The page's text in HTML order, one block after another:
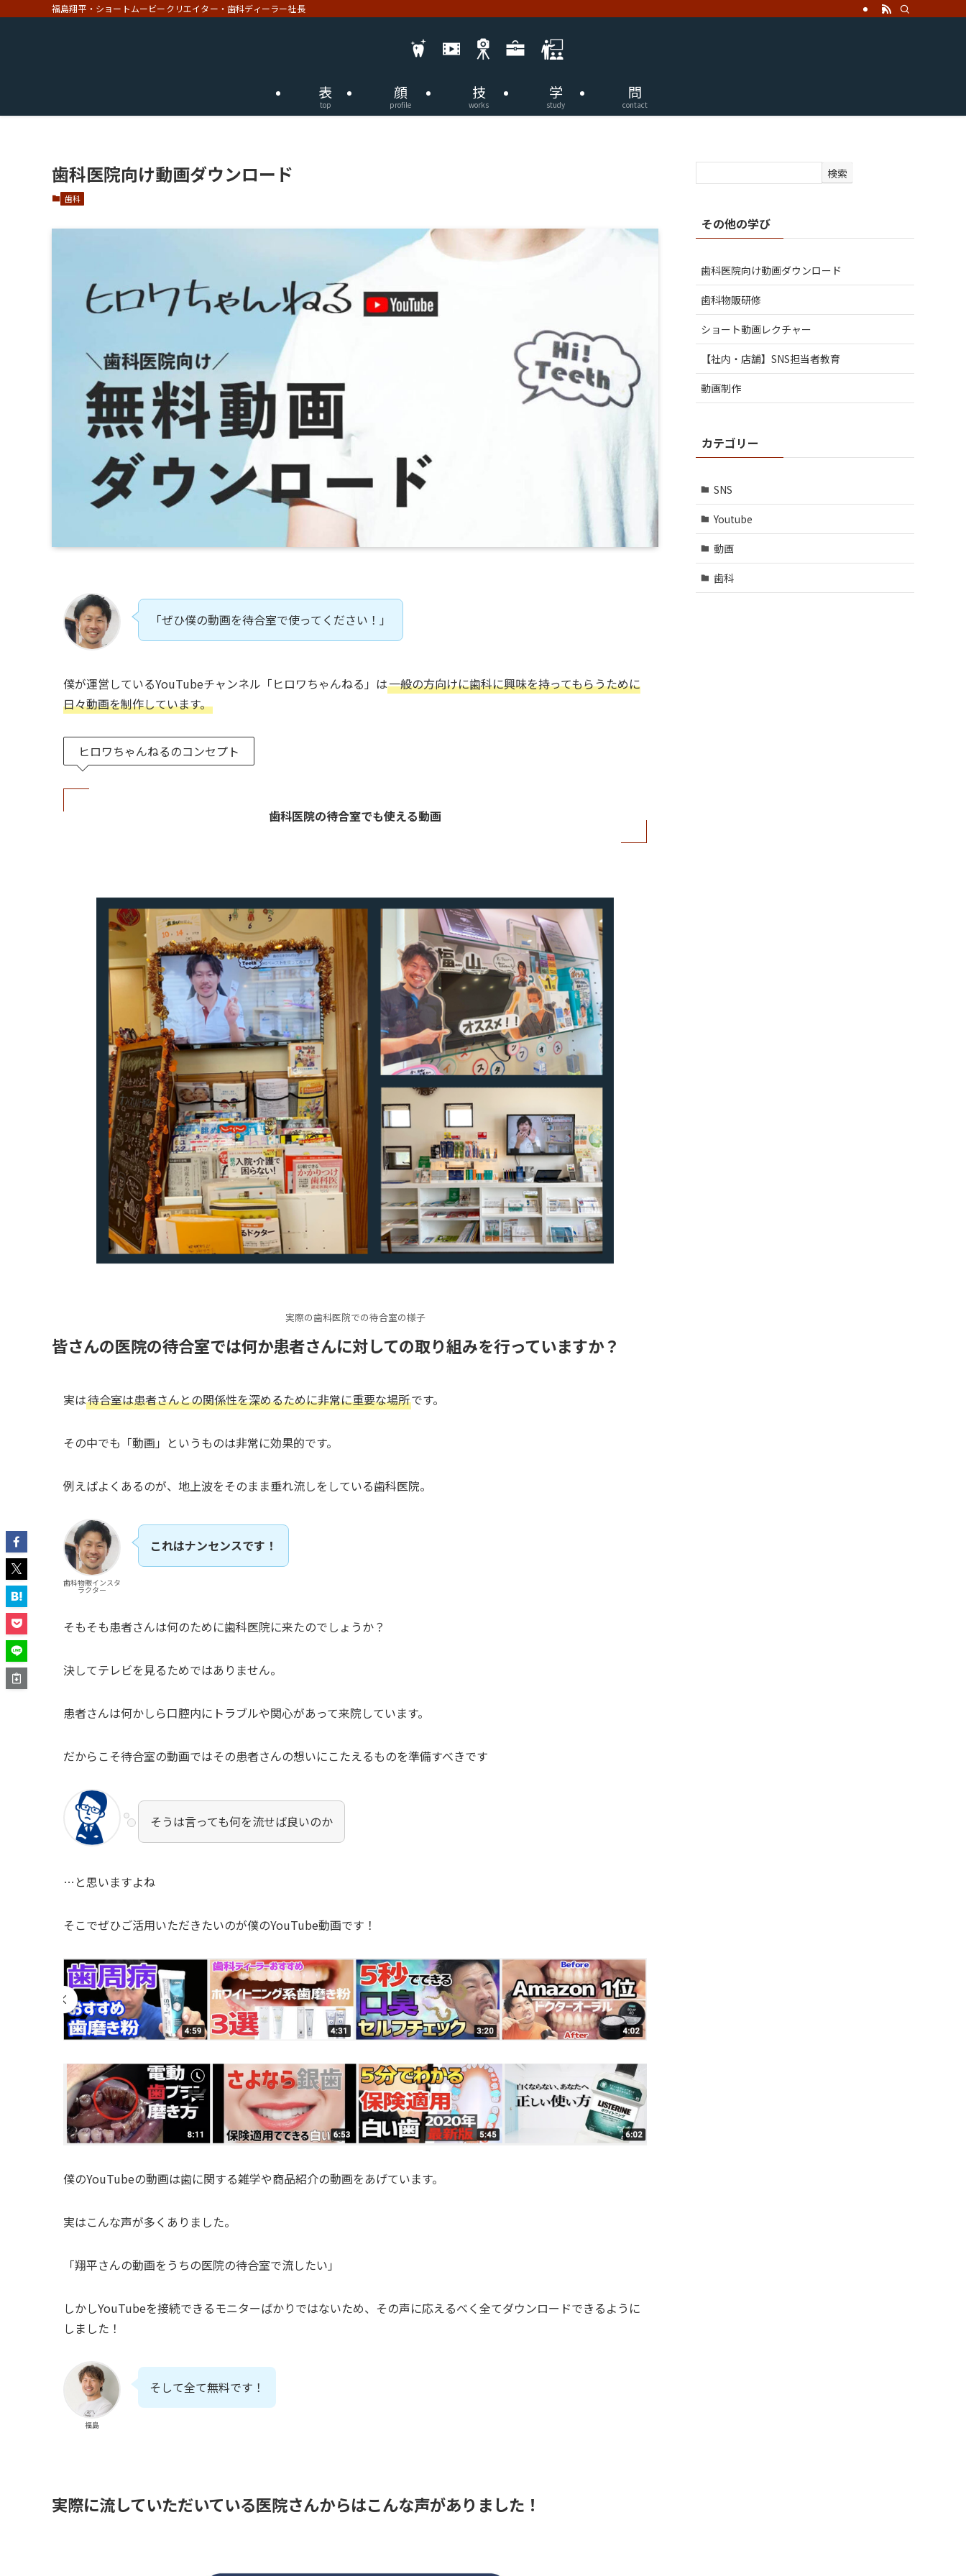
福島翔平・ショートムービークリエイター・歯科ディーラー社長
表
top
顔
profile
技
works
学
study
問
contact
歯科医院向け動画ダウンロード
歯科
「ぜひ僕の動画を待合室で使ってください！」
僕が運営しているYouTubeチャンネル「ヒロワちゃんねる」は一般の方向けに歯科に興味を持ってもらうために
日々動画を制作しています。
ヒロワちゃんねるのコンセプト
歯科医院の待合室でも使える動画
実際の歯科医院での待合室の様子
皆さんの医院の待合室では何か患者さんに対しての取り組みを行っていますか？
実は待合室は患者さんとの関係性を深めるために非常に重要な場所です。
その中でも「動画」というものは非常に効果的です。
例えばよくあるのが、地上波をそのまま垂れ流しをしている歯科医院。
歯科物販インスタ
ラクター
これはナンセンスです！
そもそも患者さんは何のために歯科医院に来たのでしょうか？
決してテレビを見るためではありません。
患者さんは何かしら口腔内にトラブルや関心があって来院しています。
だからこそ待合室の動画ではその患者さんの想いにこたえるものを準備すべきです
そうは言っても何を流せば良いのか
…と思いますよね
そこでぜひご活用いただきたいのが僕のYouTube動画です！
僕のYouTubeの動画は歯に関する雑学や商品紹介の動画をあげています。
実はこんな声が多くありました。
「翔平さんの動画をうちの医院の待合室で流したい」
しかしYouTubeを接続できるモニターばかりではないため、その声に応えるべく全てダウンロードできるように
しました！
福島
そして全て無料です！
実際に流していただいている医院さんからはこんな声がありました！
検索
その他の学び
歯科医院向け動画ダウンロード
歯科物販研修
ショート動画レクチャー
【社内・店舗】SNS担当者教育
動画制作
カテゴリー
SNS
Youtube
動画
歯科